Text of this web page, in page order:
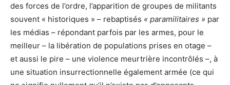
des forces de l’ordre, l’apparition de groupes de militants
souvent « historiques » – rebaptisés « paramilitaires » par
les médias – répondant parfois par les armes, pour le
meilleur – la libération de populations prises en otage –
et aussi le pire – une violence meurtrière incontrôlés –, à
une situation insurrectionnelle également armée (ce qui